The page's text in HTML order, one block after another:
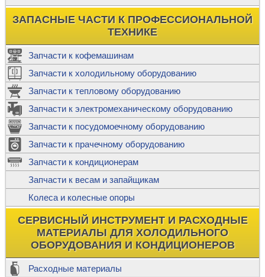
ЗАПАСНЫЕ ЧАСТИ К ПРОФЕССИОНАЛЬНОЙ
ТЕХНИКЕ
Запчасти к кофемашинам
Запчасти к холодильному оборудованию
Запчасти к тепловому оборудованию
Запчасти к электромеханическому оборудованию
Запчасти к посудомоечному оборудованию
Запчасти к прачечному оборудованию
Запчасти к кондиционерам
Запчасти к весам и запайщикам
Колеса и колесные опоры
СЕРВИСНЫЙ ИНСТРУМЕНТ И РАСХОДНЫЕ
МАТЕРИАЛЫ ДЛЯ ХОЛОДИЛЬНОГО
ОБОРУДОВАНИЯ И КОНДИЦИОНЕРОВ
Расходные материалы